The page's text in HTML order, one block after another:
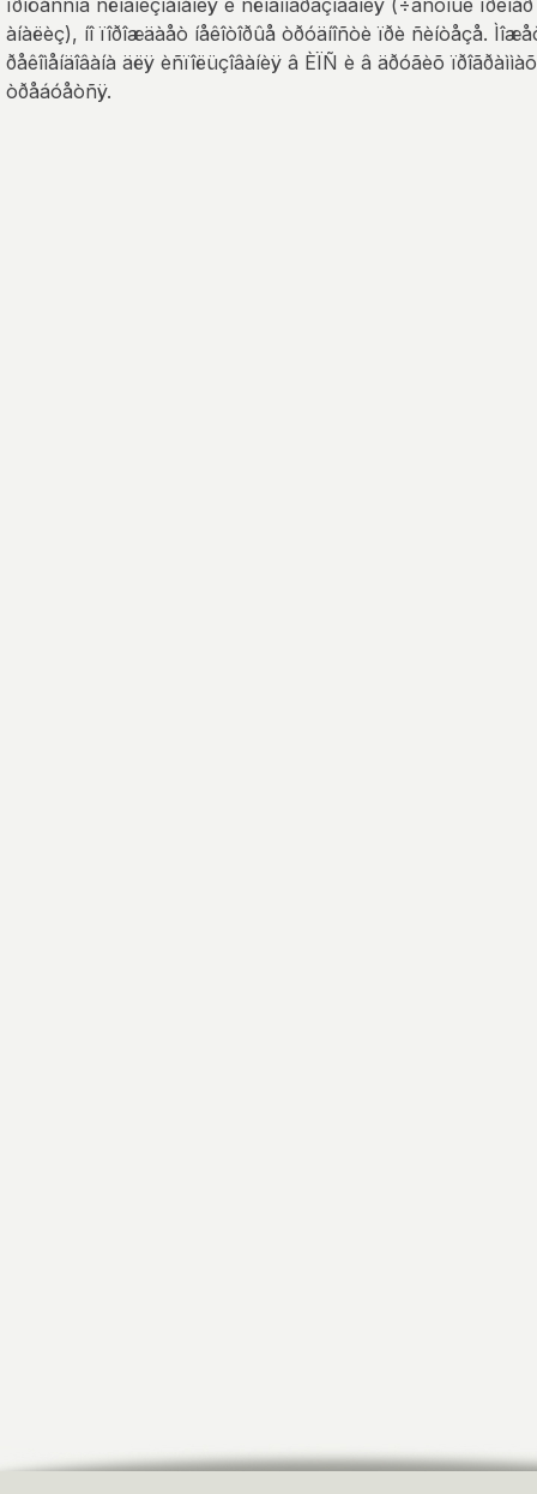
ïðîöåññîâ ñëîâîèçìåíåíèÿ è ñëîâîîáðàçîâàíèÿ (÷àñòíûé
àíàëèç), íî ïîðîæäàåò íåêîòîðûå òðóäíîñòè ïðè ñèíòåçå.
ðåêîìåíäîâàíà äëÿ èñïîëüçîâàíèÿ â ÈÏÑ è â äðóãèõ
òðåáóåòñÿ.